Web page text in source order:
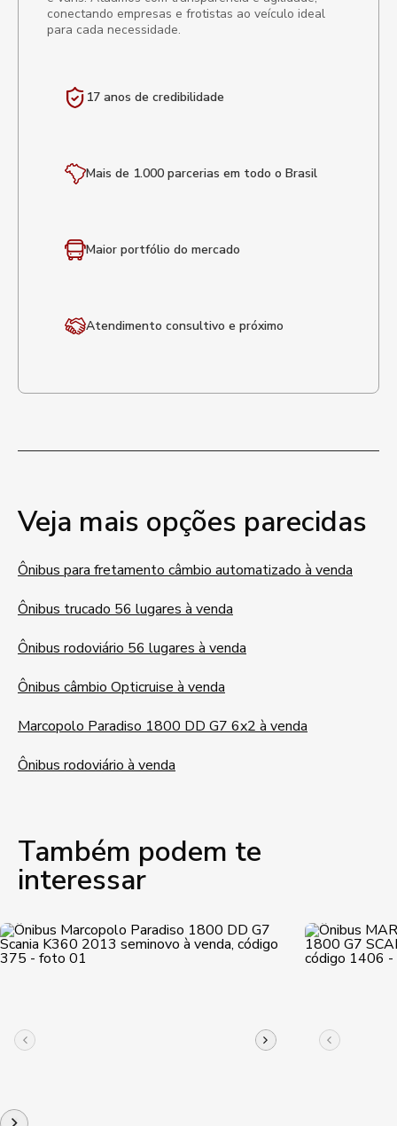
conectando empresas e frotistas ao veículo ideal
para cada necessidade.
17 anos de credibilidade
Mais de 1.000 parcerias em todo o Brasil
Maior portfólio do mercado
Atendimento consultivo e próximo
Veja mais opções parecidas
Ônibus para fretamento câmbio automatizado à venda
Ônibus trucado 56 lugares à venda
Ônibus rodoviário 56 lugares à venda
Ônibus câmbio Opticruise à venda
Marcopolo Paradiso 1800 DD G7 6x2 à venda
Ônibus rodoviário à venda
Também podem te
interessar